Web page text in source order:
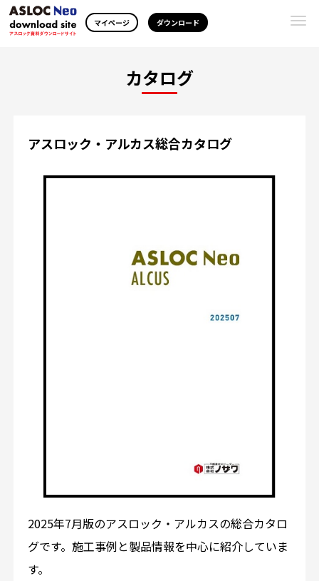
マイページ ダウンロード
カタログ
アスロック・アルカス総合カタログ
2025年7月版のアスロック・アルカスの総合カタロ
グです。施工事例と製品情報を中心に紹介していま
す。